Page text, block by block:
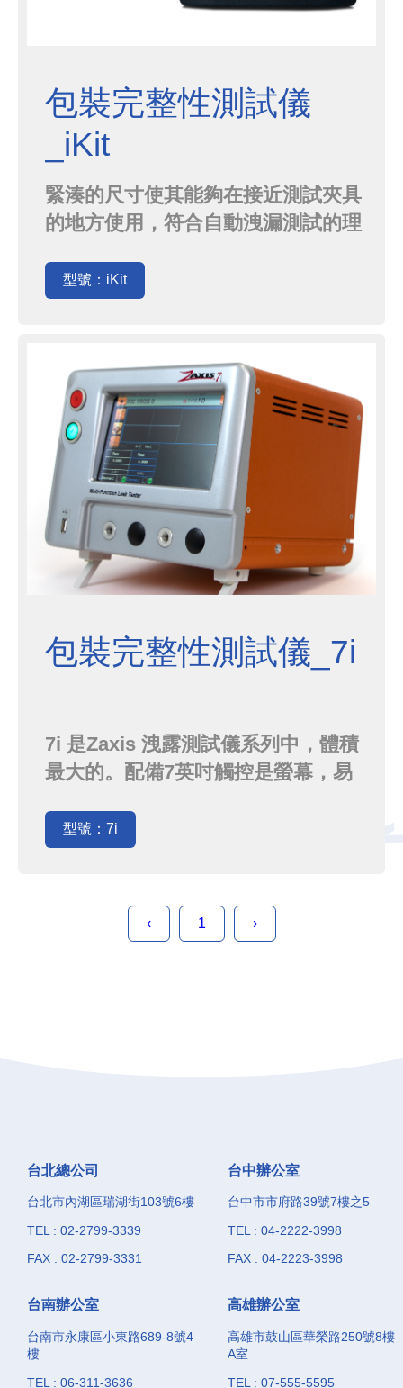
包裝完整性測試儀
_iKit
緊湊的尺寸使其能夠在接近測試夾具
的地方使用，符合自動洩漏測試的理
空間
型號：iKit
包裝完整性測試儀_7i
7i 是Zaxis 洩露測試儀系列中，體積
最大的。配備7英吋觸控是螢幕，易
埠。
型號：7i
‹ 1 ›
台北總公司
台北市內湖區瑞湖街103號6樓
TEL : 02-2799-3339
FAX : 02-2799-3331
台中辦公室
台中市市府路39號7樓之5
TEL : 04-2222-3998
FAX : 04-2223-3998
台南辦公室
台南市永康區小東路689-8號4
樓
TEL : 06-311-3636
高雄辦公室
高雄市鼓山區華榮路250號8樓
A室
TEL : 07-555-5595